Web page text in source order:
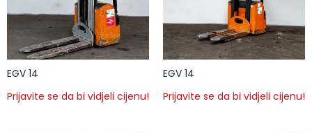
EGV 14
Prijavite se da bi vidjeli cijenu!
EGV 14
Prijavite se da bi vidjeli cijenu!